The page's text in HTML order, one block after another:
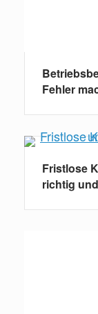
Fehler
Fristlose
richtig